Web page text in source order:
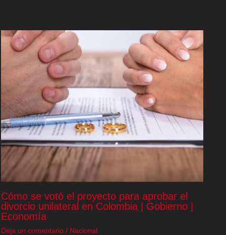
Cómo se votó el proyecto para aprobar el
divorcio unilateral en Colombia | Gobierno |
Economía
Deja un comentario / Nacional